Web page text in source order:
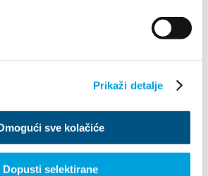
Prikaži detalje
sve kolačiće
Dopusti selektirane
Richtungen
+385 21 227 933